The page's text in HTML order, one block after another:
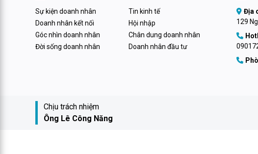
Sự kiện doanh nhân
Tin kinh tế
Doanh nhân kết nối
Hội nhập
Góc nhìn doanh nhân
Chân dung doanh nhân
Đời sống doanh nhân
Doanh nhân đầu tư
Địa
129
Chịu trách nhiệm
Ông Lê Công Năng